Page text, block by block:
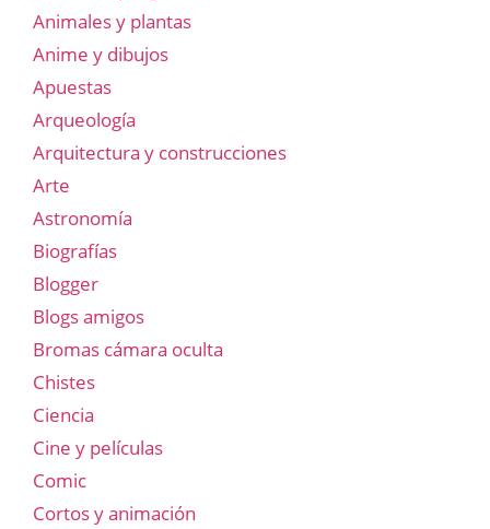
Animales y plantas
Anime y dibujos
Apuestas
Arqueología
Arquitectura y construcciones
Arte
Astronomía
Biografías
Blogger
Blogs amigos
Bromas cámara oculta
Chistes
Ciencia
Cine y películas
Comic
Cortos y animación